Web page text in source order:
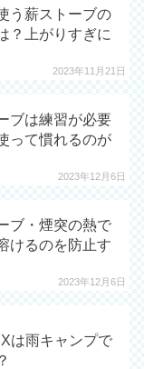
2023年11月21日
う薪ストーブの
？上がりすぎに
2023年12月6日
ブは練習が必要
って慣れるのが
2023年12月6日
ブ・煙突の熱で
けるのを防止す
は雨キャンプで